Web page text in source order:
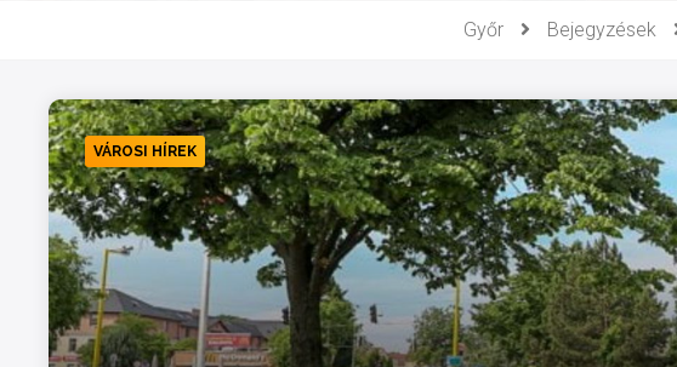
Győr Bejegyzések
VÁROSI HÍREK